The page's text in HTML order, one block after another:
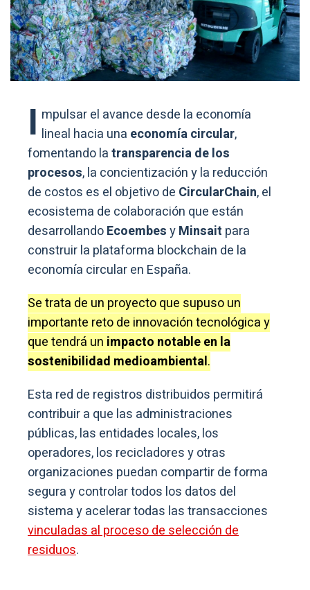
I mpulsar el avance desde la economía
lineal hacia una economía circular,
fomentando latransparencia de los
procesos, la concientización y la reducción
de costos es el objetivo de CircularChain, el
ecosistema de colaboración que están
desarrollandoEcoembesyMinsait para
construir la plataforma blockchain de la
economía circular en España.
Se trata de un proyecto que supuso un
importante reto de innovación tecnológica y
que tendrá un impacto notable en la
sostenibilidad medioambiental.
Esta red de registros distribuidos permitirá
contribuir a que las administraciones
públicas, las entidades locales, los
operadores, los recicladores y otras
organizaciones puedan compartir de forma
segura y controlar todos los datos del
sistema y acelerar todas las transacciones
vinculadas al proceso de selección de
residuos.